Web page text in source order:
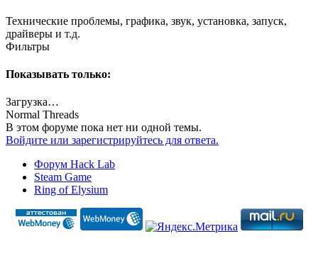
Технические проблемы, графика, звук, установка, запуск,
драйверы и т.д.
Фильтры
Показывать только:
Загрузка…
Normal Threads
В этом форуме пока нет ни одной темы.
Войдите или зарегистрируйтесь для ответа.
Форум Hack Lab
Steam Game
Ring of Elysium